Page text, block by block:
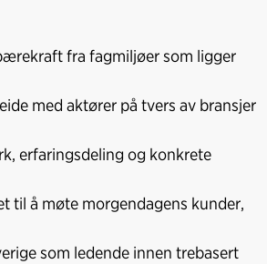
fra fagmiljøer som ligger
med aktører på tvers av bransjer
erfaringsdeling og konkrete
til å møte morgendagens kunder,
som ledende innen trebasert